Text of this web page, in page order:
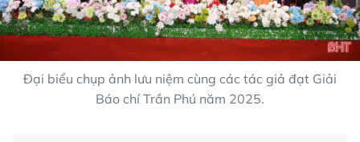
Đại biểu chụp ảnh lưu niệm cùng các tác giả đạt Giải
Báo chí Trần Phú năm 2025.